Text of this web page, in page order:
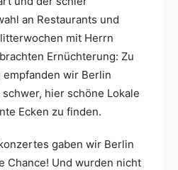
an Restaurants und
mit Herrn
Ernüchterung: Zu
empfanden wir Berlin
hier schöne Lokale
Ecken zu finden.
gaben wir Berlin
Chance! Und wurden nicht